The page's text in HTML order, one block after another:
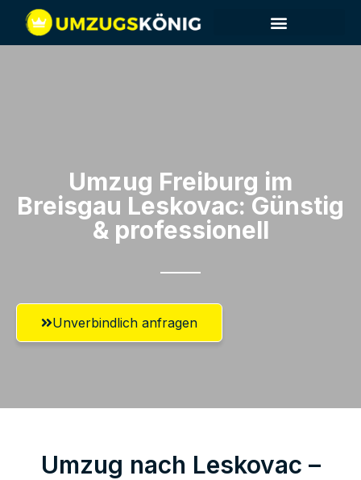
Umzug Freiburg im
Breisgau​ Leskovac: Günstig
& professionell​
Unverbindlich anfragen
Umzug nach Leskovac –